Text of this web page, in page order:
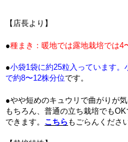
【店長より】
●種まき：暖地では露地栽培では4
●小袋1袋に約25粒入っています。
で約8〜12株分位です。
●やや短めのキュウリで曲がりが
もちろん、普通の立ち栽培でも
できます。 こちら もごらんくださ